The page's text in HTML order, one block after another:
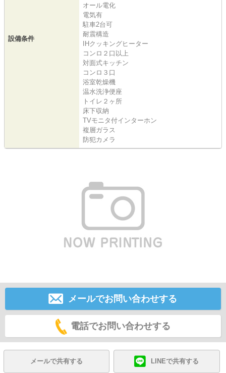
設備条件
オール電化
電気有
駐車2台可
耐震構造
IHクッキングヒーター
コンロ２口以上
対面式キッチン
コンロ３口
浴室乾燥機
温水洗浄便座
トイレ２ヶ所
床下収納
TVモニタ付インターホン
複層ガラス
防犯カメラ
メールでお問い合わせする
電話でお問い合わせする
メールで共有する LINEで共有する